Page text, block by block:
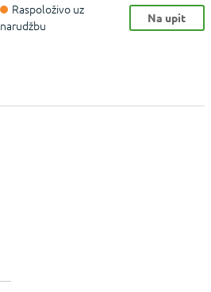
Raspoloživo uz
narudžbu
Na upit